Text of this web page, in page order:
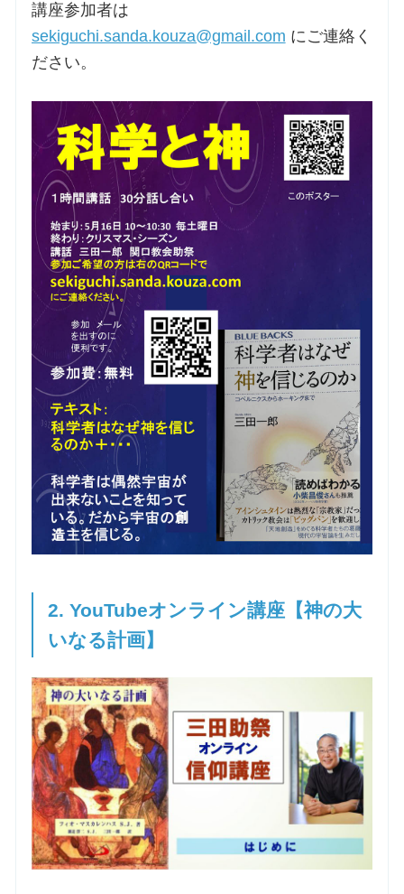
講座参加者は
sekiguchi.sanda.kouza@gmail.com にご連絡く
ださい。
2. YouTubeオンライン講座【神の大
いなる計画】